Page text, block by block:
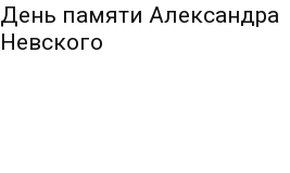
День памяти Александра
Невского